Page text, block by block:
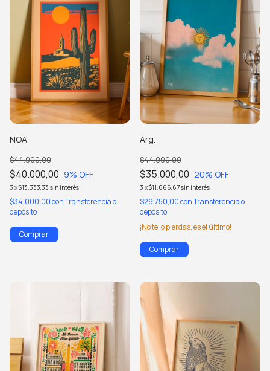
NOA
$40.000,00
$44.000,00
9% OFF
3 x$13.333,33 sin interés
$34.000,00conTransferencia o
depósito
Comprar
Arg.
$35.000,00
$44.000,00
20% OFF
3 x$11.666,67sin interés
$29.750,00conTransferencia o
depósito
¡No te lo pierdas, es el último!
Comprar